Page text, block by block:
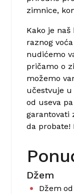
zimnice,
Kako je
raznog
nudićemo
pričamo o
možemo
učestvuje
od useva
garantovati
da probate!
Džem
Džem